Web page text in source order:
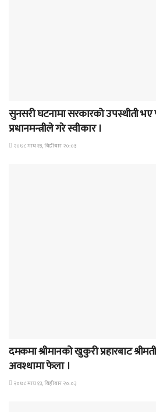
सुनसरी घटनामा सरकारको उपस्थीती
प्रधानमन्त्रीले गरे स्वीकार ।
२०७८ माघ १३, बिहीबार २०:०३
दमकमा श्रीमानको खुकुरी प्रहारबाट
अवश्थामा फेला ।
२०७८ माघ १३, बिहीबार २०:०३